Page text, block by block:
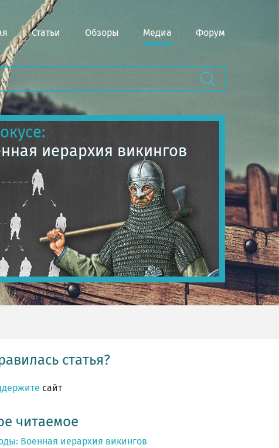
Статьи Обзоры Медиа Форум
иерархия викингов
статья?
сайт
читаемое
Военная иерархия викингов